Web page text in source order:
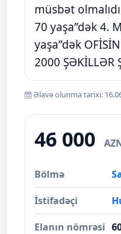
müsbət
70 yaşa”dək 4.
yaşa”dək
2000 ŞƏKİLLƏR
Əlavə olunma tarixi:
46 000
Bölmə
İstifadəçi
Elanın nömrəsi